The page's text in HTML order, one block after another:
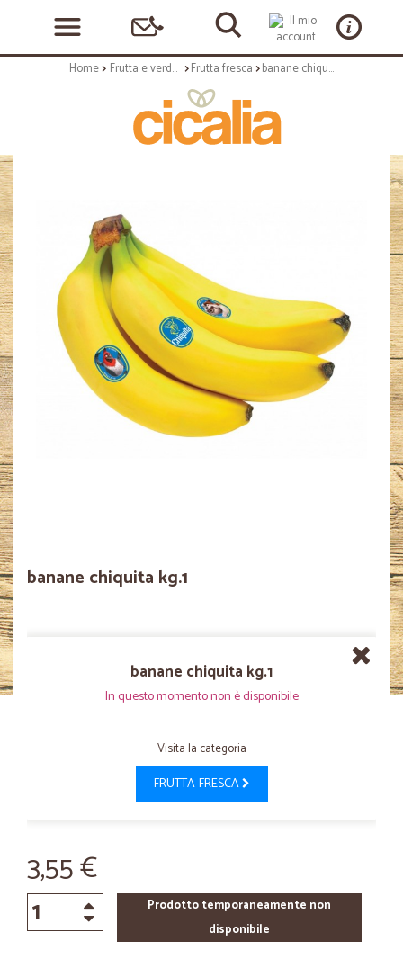
Home Frutta e verdura Frutta fresca banane chiquita kg.1
banane chiquita kg.1
banane chiquita kg.1
In questo momento non è disponibile
Visita la categoria
FRUTTA-FRESCA
3,55 €
Prodotto temporaneamente non
disponibile